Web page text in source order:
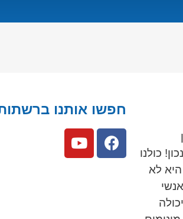
כולנו
לא
חפשו אותנו